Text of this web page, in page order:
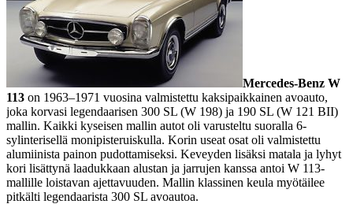
Mercedes-Benz W
113 on 1963–1971 vuosina valmistettu kaksipaikkainen avoauto,
joka korvasi legendaarisen 300 SL (W 198) ja 190 SL (W 121 BII)
mallin. Kaikki kyseisen mallin autot oli varusteltu suoralla 6-
sylinterisellä monipisteruiskulla. Korin useat osat oli valmistettu
alumiinista painon pudottamiseksi. Keveyden lisäksi matala ja lyhyt
kori lisättynä laadukkaan alustan ja jarrujen kanssa antoi W 113-
mallille loistavan ajettavuuden. Mallin klassinen keula myötäilee
pitkälti legendaarista 300 SL avoautoa.